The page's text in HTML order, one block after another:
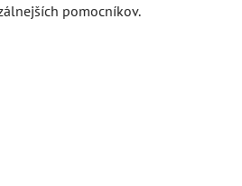
pomocníkov.